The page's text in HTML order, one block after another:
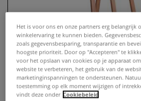
Het is voor ons en onze partners erg belangrijk
winkelervaring te kunnen bieden.
zoals gegevensbesparing, transparantie en
hoogste prioriteit. Door op "Accepteren" te
voor het opslaan van cookies op je apparaat
website te verbeteren, het gebruik van de
marketinginspanningen te ondersteunen.
toestemming op elk moment wijzigen of
vindt deze onder Cookiebeleid